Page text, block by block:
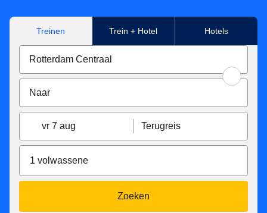
Treinen Trein + Hotel Hotels
vr 7 aug Terugreis
1 volwassene
Zoeken